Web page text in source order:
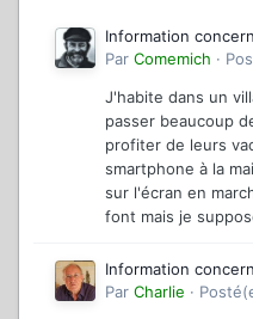
Information
Par Comemich ·
J'habite dans un
passer beaucoup
profiter de leurs
smartphone à la
sur l'écran en
font mais je
Information
Par Charlie ·